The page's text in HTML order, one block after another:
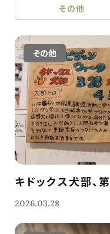
その他
その他
キドックス犬部、
2026.03.28